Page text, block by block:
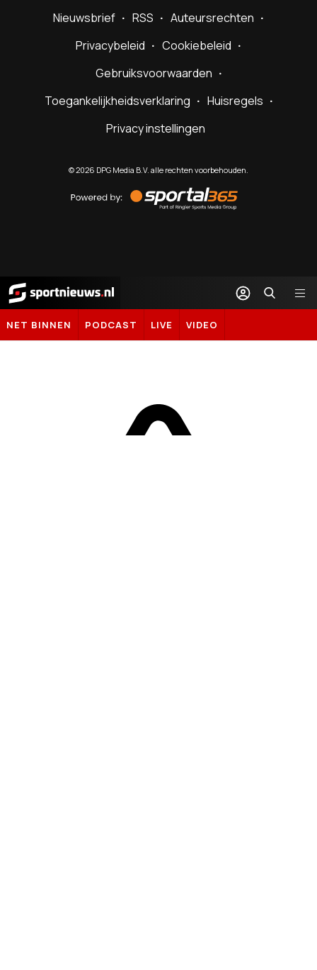
Nieuwsbrief RSS
Auteursrechten
Privacybeleid
Cookiebeleid
Gebruiksvoorwaarden
Toegankelijkheidsverklaring
Huisregels
Privacy instellingen
©2026 DPG Media B.V. alle rechten voorbehouden.
by
Sportal365
Sportnieuws.nl
NET BINNEN PODCAST LIVE VIDEO